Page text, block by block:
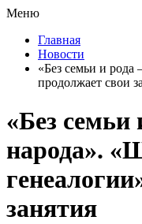
Меню
Главная
Новости
«Без семьи и
продолжает свои
«Без
народа».
занятия